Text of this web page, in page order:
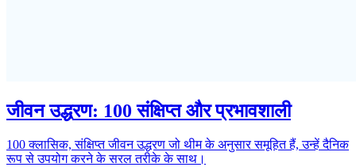
जीवन उद्धरण: 100 संक्षिप्त और प्रभावशाली
100 क्लासिक, संक्षिप्त जीवन उद्धरण जो थीम के अनुसार समूहित हैं, उन्हें दैनिक
रूप से उपयोग करने के सरल तरीके के साथ।